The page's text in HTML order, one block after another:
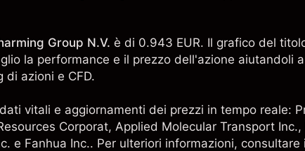
Group N.V. è di 0.943 EUR. Il grafico del
la performance e il prezzo dell'azione aiutandoli
azioni e CFD.
vitali e aggiornamenti dei prezzi in tempo reale:
Corporat, Applied Molecular Transport Inc.,
e Fanhua Inc.. Per ulteriori informazioni, consultare